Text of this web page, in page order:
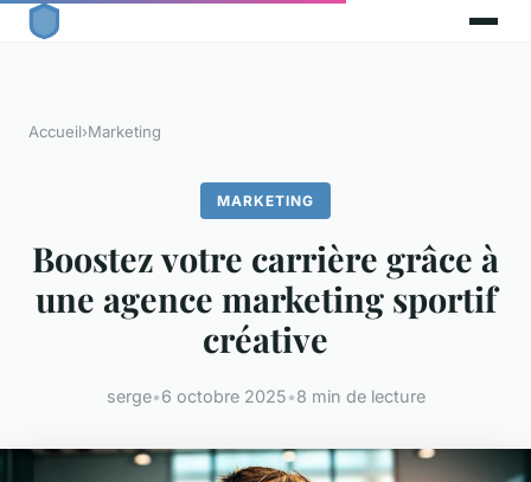
Accueil›Marketing
MARKETING
Boostez votre carrière grâce à
une agence marketing sportif
créative
serge•6 octobre 2025•8 min de lecture